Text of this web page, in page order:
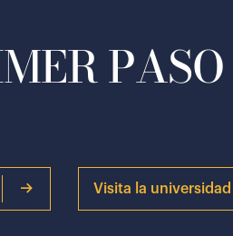
PASO
Visita la universidad